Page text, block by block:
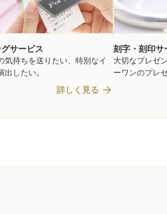
サービス
気持ちを送りたい、特別なイ
出したい。
詳しく見る arrow_forward
刻字・刻印サ
大切なプレゼ
ーワンのプレ